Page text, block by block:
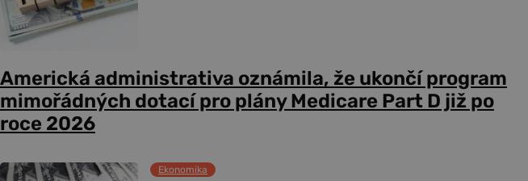
Americká administrativa oznámila, že ukončí program
mimořádných dotací pro plány Medicare Part D již po
roce 2026
Ekonomika